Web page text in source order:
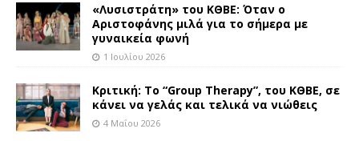
«Λυσιστράτη» του ΚΘΒΕ: Όταν ο
Αριστοφάνης μιλά για το σήμερα με
γυναικεία φωνή
1 Ιουλίου 2026
Κριτική: Το “Group Therapy”, του ΚΘΒΕ, σε
κάνει να γελάς και τελικά να νιώθεις
4 Μαΐου 2026